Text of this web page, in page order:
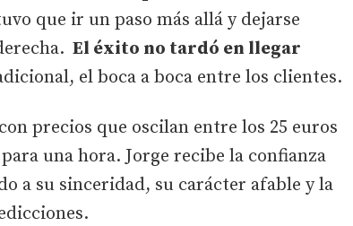
que ir un paso más allá y dejarse
El éxito no tardó en llegar
el boca a boca entre los clientes.
precios que oscilan entre los 25 euros
una hora. Jorge recibe la confianza
a su sinceridad, su carácter afable y la